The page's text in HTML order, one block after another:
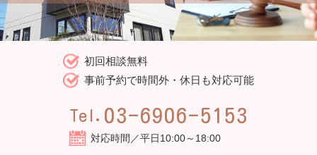
初回相談無料
事前予約で時間外・休日も対応可能
Tel. 03-6906-5153
対応時間／平日10:00～18:00